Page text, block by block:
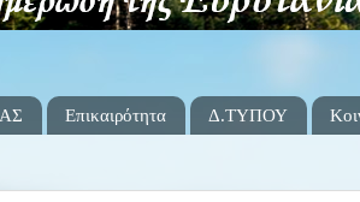
Επικαιρότητα Δ.ΤΥΠΟΥ